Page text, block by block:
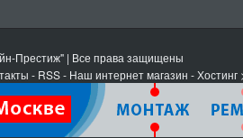
Престиж" | Все права защищены
- RSS- Наш интернет магазин -Хостинг